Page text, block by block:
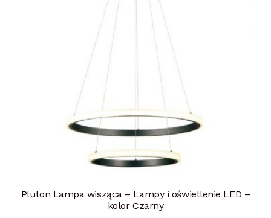
Pluton Lampa wisząca – Lampy i oświetlenie LED –
kolor Czarny